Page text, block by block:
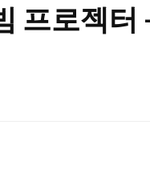
프로젝터